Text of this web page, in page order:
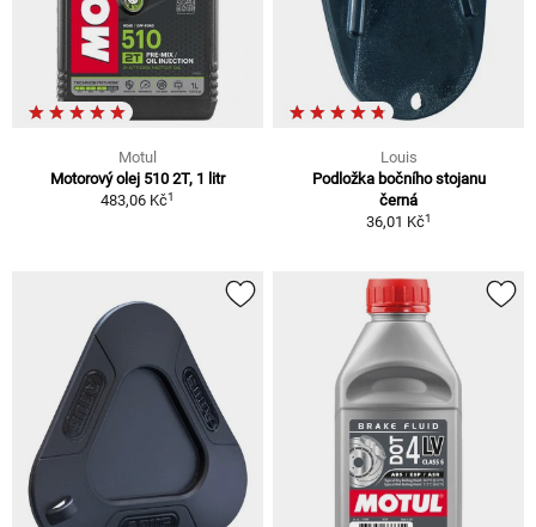
Motul
Motorový olej 510 2T, 1 litr
483,06 Kč1
Louis
Podložka bočního stojanu
černá
36,01 Kč1